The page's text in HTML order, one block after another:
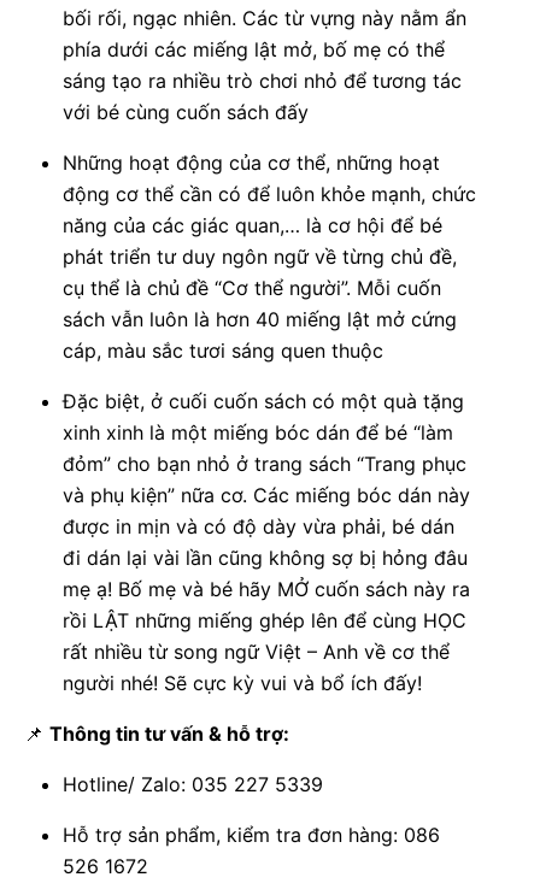
bối rối, ngạc nhiên. Các từ vựng này nằm ẩn
phía dưới các miếng lật mở, bố mẹ có thể
sáng tạo ra nhiều trò chơi nhỏ để tương tác
với bé cùng cuốn sách đấy
Những hoạt động của cơ thể, những hoạt
động cơ thể cần có để luôn khỏe mạnh, chức
năng của các giác quan,… là cơ hội để bé
phát triển tư duy ngôn ngữ về từng chủ đề,
cụ thể là chủ đề “Cơ thể người”. Mỗi cuốn
sách vẫn luôn là hơn 40 miếng lật mở cứng
cáp, màu sắc tươi sáng quen thuộc
Đặc biệt, ở cuối cuốn sách có một quà tặng
xinh xinh là một miếng bóc dán để bé “làm
đỏm” cho bạn nhỏ ở trang sách “Trang phục
và phụ kiện” nữa cơ. Các miếng bóc dán này
được in mịn và có độ dày vừa phải, bé dán
đi dán lại vài lần cũng không sợ bị hỏng đâu
mẹ ạ! Bố mẹ và bé hãy MỞ cuốn sách này ra
rồi LẬT những miếng ghép lên để cùng HỌC
rất nhiều từ song ngữ Việt – Anh về cơ thể
người nhé! Sẽ cực kỳ vui và bổ ích đấy!
📌 Thông tin tư vấn & hỗ trợ:
Hotline/ Zalo: 035 227 5339
Hỗ trợ sản phẩm, kiểm tra đơn hàng: 086
526 1672